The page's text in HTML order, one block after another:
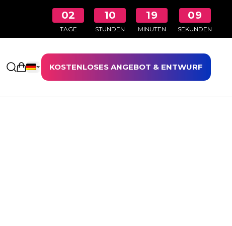
02
TAGE
10
STUNDEN
19
MINUTEN
08
SEKUNDEN
Einkaufswagen öffnen
KOSTENLOSES ANGEBOT & ENTWURF